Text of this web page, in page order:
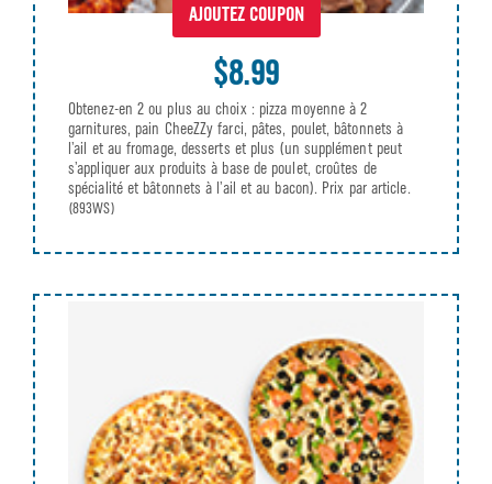
AJOUTEZ COUPON
$8.99
Obtenez-en 2 ou plus au choix : pizza moyenne à 2
garnitures, pain CheeZZy farci, pâtes, poulet, bâtonnets à
l’ail et au fromage, desserts et plus (un supplément peut
s’appliquer aux produits à base de poulet, croûtes de
spécialité et bâtonnets à l’ail et au bacon). Prix par article.
(893WS)